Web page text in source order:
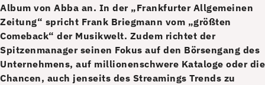
Album von Abba an. In der „Frankfurter Allgemeinen
Zeitung“ spricht Frank Briegmann vom „größten
Comeback“ der Musikwelt. Zudem richtet der
Spitzenmanager seinen Fokus auf den Börsengang des
Unternehmens, auf millionenschwere Kataloge oder die
Chancen, auch jenseits des Streamings Trends zu